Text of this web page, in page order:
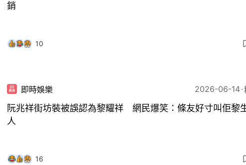
銷
10
即時娛樂 2026-06-14
阮兆祥街坊裝被誤認為黎耀祥 網民爆笑：條友好寸叫佢黎
人
16